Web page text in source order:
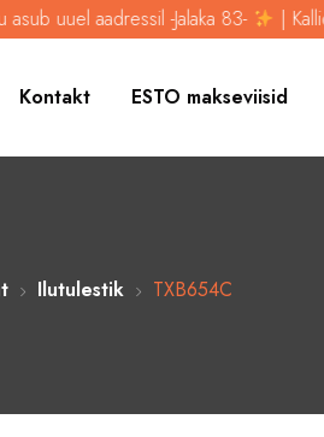
aadressil -Jalaka 83- | Kallid
Kontakt ESTO makseviisid
Ilutulestik TXB654C